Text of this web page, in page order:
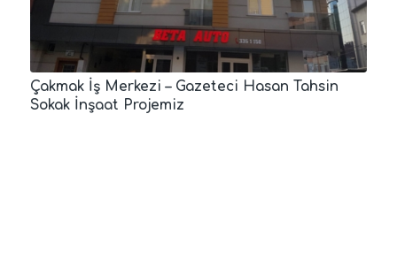
Çakmak İş Merkezi – Gazeteci Hasan Tahsin
Sokak İnşaat Projemiz